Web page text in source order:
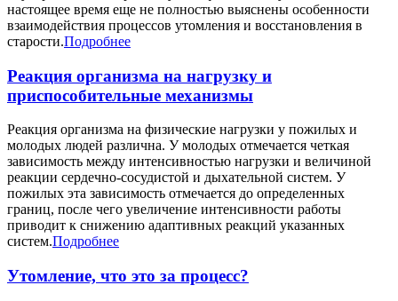
настоящее время еще не полностью выяснены особенности
взаимодействия процессов утомления и восстановления в
старости.Подробнее
Реакция организма на нагрузку и
приспособительные механизмы
Реакция организма на физические нагрузки у пожилых и
молодых людей различна. У молодых отмечается четкая
зависимость между интенсивностью нагрузки и величиной
реакции сердечно-сосудистой и дыхательной систем. У
пожилых эта зависимость отмечается до определенных
границ, после чего увеличение интенсивности работы
приводит к снижению адаптивных реакций указанных
систем.Подробнее
Утомление, что это за процесс?